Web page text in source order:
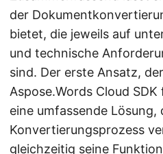
der
bietet, die jeweils auf
und technische
sind. Der erste Ansatz,
Aspose.Words Cloud
eine umfassende Lösung,
Konvertierungsprozess
gleichzeitig seine